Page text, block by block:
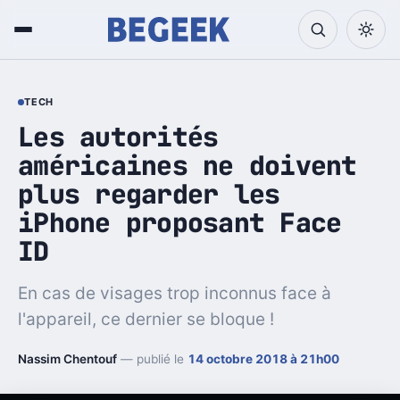
TECH
Les autorités
américaines ne doivent
plus regarder les
iPhone proposant Face
ID
En cas de visages trop inconnus face à
l'appareil, ce dernier se bloque !
Nassim Chentouf — publié le 14 octobre 2018 à 21h00